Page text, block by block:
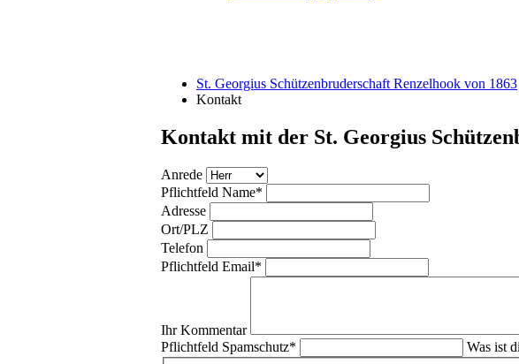
St. Georgius Schützenbruderschaft Renzelhook von 1863
Kontakt
Kontakt mit der St. Georgius
Anrede
Pflichtfeld Name*
Adresse
Ort/PLZ
Telefon
Pflichtfeld Email*
Ihr Kommentar
Pflichtfeld Spamschutz*
Was ist